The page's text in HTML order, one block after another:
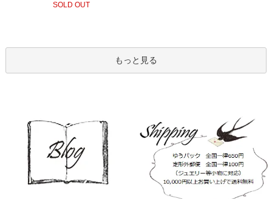
SOLD OUT
もっと見る